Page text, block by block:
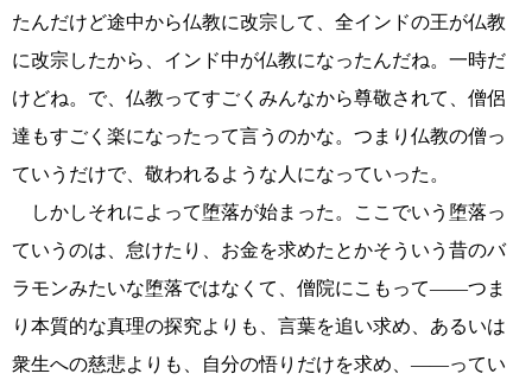
たんだけど途中から仏教に改宗して、全インドの王が仏教
に改宗したから、インド中が仏教になったんだね。一時だ
けどね。で、仏教ってすごくみんなから尊敬されて、僧侶
達もすごく楽になったって言うのかな。つまり仏教の僧っ
ていうだけで、敬われるような人になっていった。
しかしそれによって堕落が始まった。ここでいう堕落っ
ていうのは、怠けたり、お金を求めたとかそういう昔のバ
ラモンみたいな堕落ではなくて、僧院にこもって――つま
り本質的な真理の探究よりも、言葉を追い求め、あるいは
衆生への慈悲よりも、自分の悟りだけを求め、――ってい